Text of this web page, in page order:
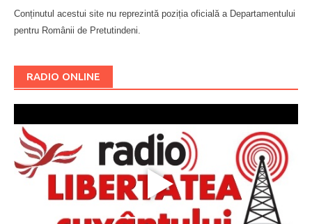
Conținutul acestui site nu reprezintă poziția oficială a Departamentului
pentru Românii de Pretutindeni.
RADIO ONLINE